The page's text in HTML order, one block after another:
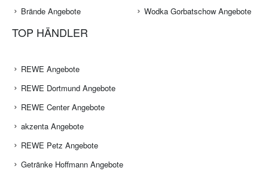
Brände Angebote
Wodka Gorbatschow Angebote
TOP HÄNDLER
REWE Angebote
REWE Dortmund Angebote
REWE Center Angebote
akzenta Angebote
REWE Petz Angebote
Getränke Hoffmann Angebote